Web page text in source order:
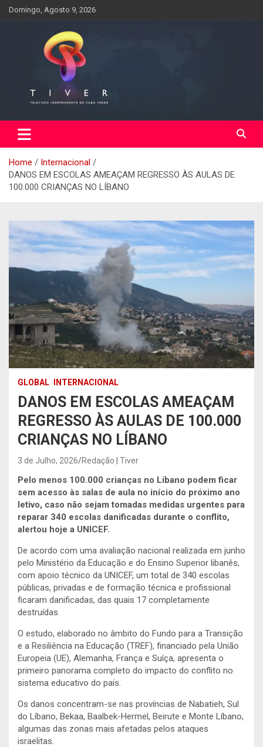
SkipDomingo, Agosto 9, 2026
Home
Internacional
DANOS EM ESCOLAS AMEAÇAM REGRESSO ÀS AULAS DE
100.000 CRIANÇAS NO LÍBANO
GLOBAL INTERNACIONAL
DANOS EM ESCOLAS AMEAÇAM
REGRESSO ÀS AULAS DE 100.000
CRIANÇAS NO LÍBANO
3 de Julho, 2026 Redação | Tiver
Pelo menos 100.000 crianças no Líbano podem ficar
sem acesso às salas de aula no início do próximo ano
letivo, caso não sejam tomadas medidas urgentes para
reparar 340 escolas danificadas durante o conflito,
alertou hoje a UNICEF.
De acordo com uma avaliação nacional realizada em junho
pelo Ministério da Educação e do Ensino Superior libanês,
com apoio técnico da UNICEF, um total de 340 escolas
públicas, privadas e de formação técnica e profissional
ficaram danificadas, das quais 17 completamente
destruídas.
O estudo, elaborado no âmbito do Fundo para a Transição
e a Resiliência na Educação (TREF), financiado pela União
Europeia (UE), Alemanha, França e Suíça, apresenta o
primeiro panorama completo do impacto do conflito no
sistema educativo do país.
Os danos concentram-se nas províncias de Nabatieh, Sul
do Líbano, Bekaa, Baalbek-Hermel, Beirute e Monte Líbano,
algumas das zonas mais afetadas pelos ataques
israelitas.